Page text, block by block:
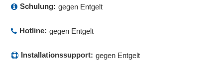
Schulung: gegen Entgelt
Hotline: gegen Entgelt
Installationssupport: gegen Entgelt